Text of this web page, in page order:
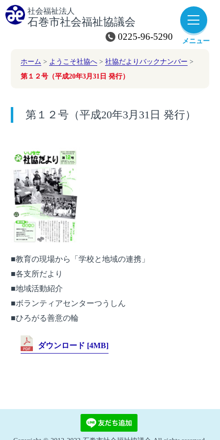
社会福祉法人
石巻市社会福祉協議会
0225-96-5290 メニュー
障がい者福祉
高齢者福祉
ボランティア
社協会費
（寄付）
その他
社協からの
ようこそ社協へ
ホーム > ようこそ社協へ >社協だよりバックナンバー >
第１２号（平成20年3月31日 発行）
第１２号（平成20年3月31日 発行）
■教育の現場から「学校と地域の連携」
■各支所だより
■地域活動紹介
■ボランティアセンターつうしん
■ひろがる善意の輪
ダウンロード [4MB]